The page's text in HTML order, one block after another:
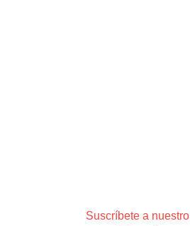
Suscríbete a nuestro